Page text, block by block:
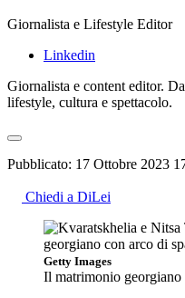
Giornalista e Lifestyle Editor
Linkedin
Giornalista e content editor.
lifestyle, cultura e spettacolo.
Pubblicato: 17 Ottobre 2023
Chiedi a DiLei
Getty Images
Il matrimonio